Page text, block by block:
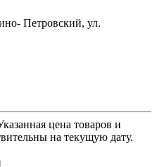
Петровский, ул.
цена товаров и
на текущую дату.